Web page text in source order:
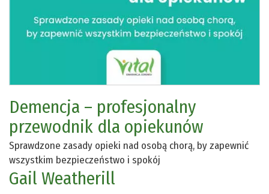
Demencja – profesjonalny
przewodnik dla opiekunów
Sprawdzone zasady opieki nad osobą chorą, by zapewnić
wszystkim bezpieczeństwo i spokój
Gail Weatherill